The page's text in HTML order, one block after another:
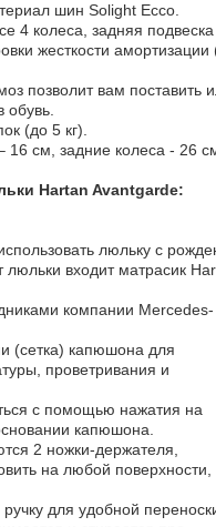
шин Solight Ecco.
4 колеса, задняя подвеска
жесткости амортизации
позволит вам поставить
обувь.
(до 5 кг).
см, задние колеса - 26
Hartan Avantgarde:
люльку с
входит матрасик
компании Mercedes-
(сетка) капюшона для
проветривания и
с помощью нажатия на
капюшона.
2 ножки-держателя,
на любой поверхности,
для удобной